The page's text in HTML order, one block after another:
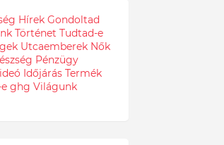
Hírek Gondoltad
Történet Tudtad-e
Utcaemberek Nők
Pénzügy
Időjárás Termék
ghg Világunk